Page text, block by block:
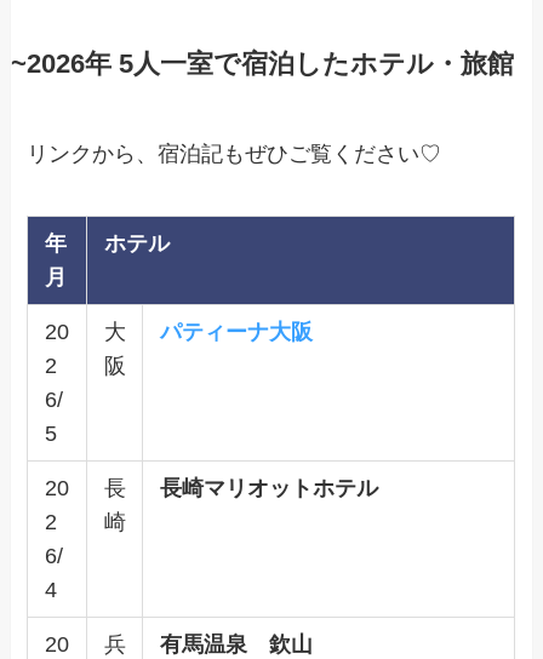
~2026年 5人一室で宿泊したホテル・旅館
リンクから、宿泊記もぜひご覧ください♡
年
月
ホテル
20
2
6/
5
大
阪
パティーナ大阪
20
2
6/
4
長
崎
長崎マリオットホテル
20
兵
有馬温泉 欽山